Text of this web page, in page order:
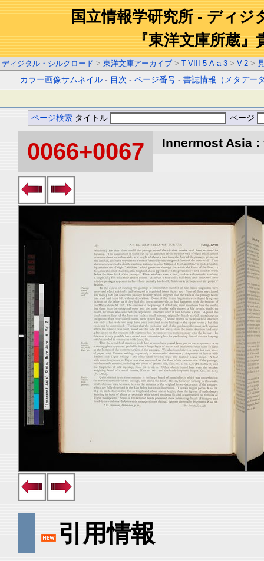
国立情報学研究所 - ディジ
『東洋文庫所蔵』
ディジタル・シルクロード > 東洋文庫アーカイブ > T-VIII-5-A-a-3 > V-2 >
カラー画像サムネイル - 目次 -ページ番号 -書誌情報（メタデー
ページ検索 タイトル ページ
0066+0067 Innermost Asia :
引用情報